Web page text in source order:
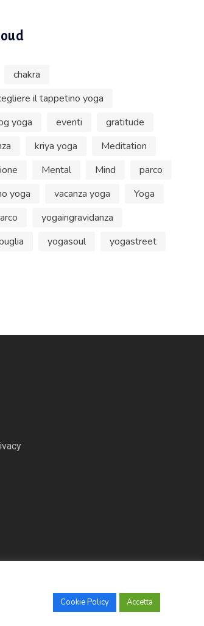
chakra
il tappetino yoga
yoga
eventi
gratitude
kriya yoga
Meditation
Mental Mind
parco
yoga
vacanza yoga
Yoga
yogaingravidanza
yogasoul yogastreet
Cookie Policy Accetta